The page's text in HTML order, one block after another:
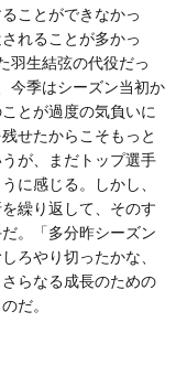
ことができなかっ
れることが多かっ
羽生結弦の代役だっ
今季はシーズン当初か
とが過度の気負いに
せたからこそもっと
が、まだトップ選手
に感じる。しかし、
繰り返して、そのす
。「多分昨シーズン
ろやり切ったかな、
らなる成長のための
だ。